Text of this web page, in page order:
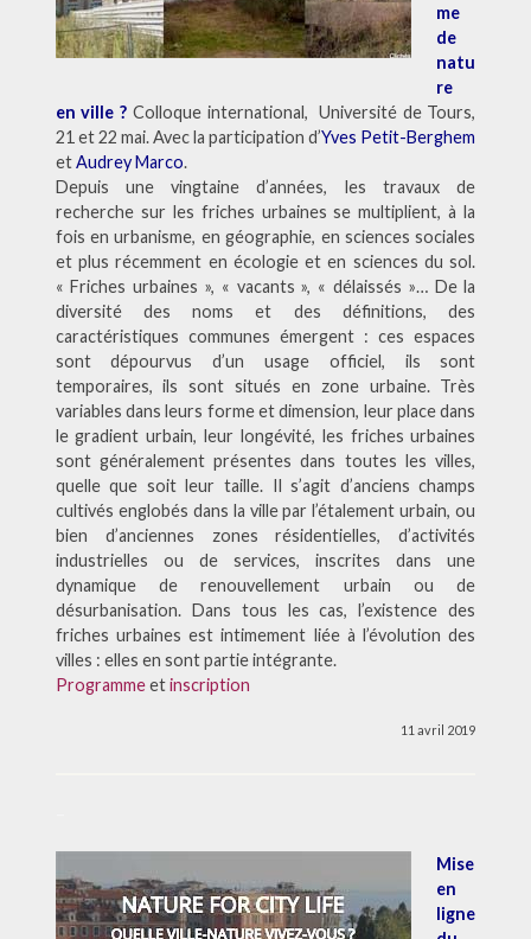
me
de
natu
re
en ville ? Colloque international, Université de Tours,
21 et 22 mai. Avec la participation d’Yves Petit-Berghem
etAudrey Marco.
Depuis une vingtaine d’années, les travaux de
recherche sur les friches urbaines se multiplient, à la
fois en urbanisme, en géographie, en sciences sociales
et plus récemment en écologie et en sciences du sol.
« Friches urbaines », « vacants », « délaissés »… De la
diversité des noms et des définitions, des
caractéristiques communes émergent : ces espaces
sont dépourvus d’un usage officiel, ils sont
temporaires, ils sont situés en zone urbaine. Très
variables dans leurs forme et dimension, leur place dans
le gradient urbain, leur longévité, les friches urbaines
sont généralement présentes dans toutes les villes,
quelle que soit leur taille. Il s’agit d’anciens champs
cultivés englobés dans la ville par l’étalement urbain, ou
bien d’anciennes zones résidentielles, d’activités
industrielles ou de services, inscrites dans une
dynamique de renouvellement urbain ou de
désurbanisation. Dans tous les cas, l’existence des
friches urbaines est intimement liée à l’évolution des
villes : elles en sont partie intégrante.
Programmeetinscription
11 avril 2019
Mise
en
ligne